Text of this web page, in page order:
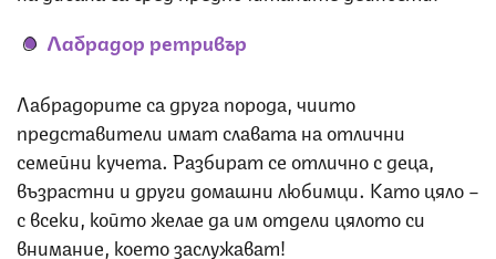
Лабрадор ретривър
Лабрадорите са друга порода, чиито
представители имат славата на отлични
семейни кучета. Разбират се отлично с деца,
възрастни и други домашни любимци. Като цяло –
с всеки, който желае да им отдели цялото си
внимание, което заслужават!